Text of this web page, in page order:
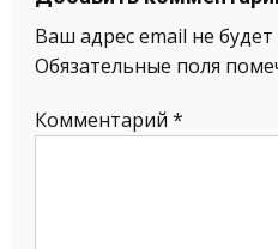
Ваш адрес email не
Обязательные поля
Комментарий *